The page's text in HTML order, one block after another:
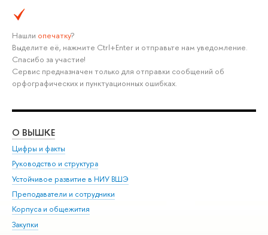
Нашли опечатку?
Выделите её, нажмите Ctrl+Enter и отправьте нам уведомление.
Спасибо за участие!
Сервис предназначен только для отправки сообщений об
орфографических и пунктуационных ошибках.
О ВЫШКЕ
Цифры и факты
Руководство и структура
Устойчивое развитие в НИУ ВШЭ
Преподаватели и сотрудники
Корпуса и общежития
Закупки